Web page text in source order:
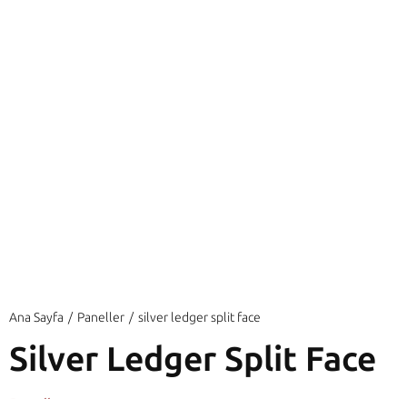
Ana Sayfa Paneller silver ledger split face
Silver Ledger Split Face